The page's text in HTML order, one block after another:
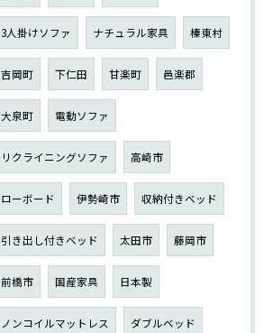
3人掛けソファ ナチュラル家具 榛東村
吉岡町 下仁田 甘楽町 邑楽郡
大泉町 電動ソファ
リクライニングソファ 高崎市
ローボード 伊勢崎市 収納付きベッド
引き出し付きベッド 太田市 藤岡市
前橋市 国産家具 日本製
ノンコイルマットレス ダブルベッド